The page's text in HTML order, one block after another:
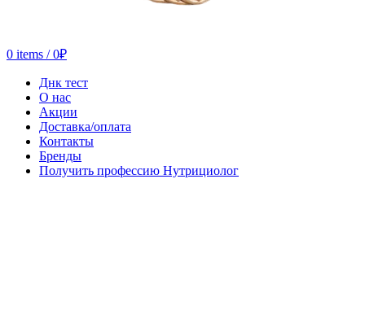
0 items / 0₽
Днк тест
О нас
Акции
Доставка/оплата
Контакты
Бренды
Получить профессию Нутрициолог